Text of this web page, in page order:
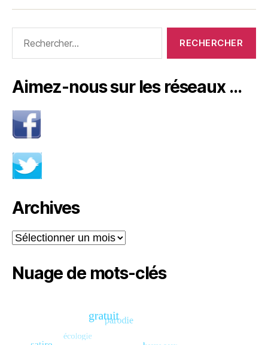
Aimez-nous sur les réseaux …
Archives
Archives
Nuage de mots-clés